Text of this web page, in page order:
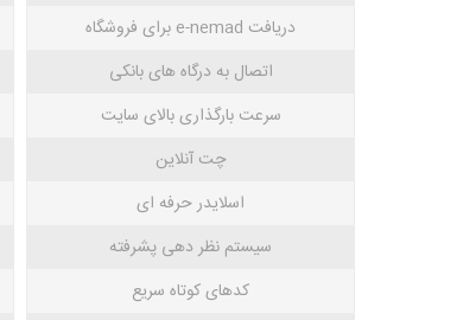
دریافت e-nemad برای فروشگاه
اتصال به درگاه های بانکی
سرعت بارگذاری بالای سایت
چت آنلاین
اسلایدر حرفه ای
سیستم نظر دهی پشرفته
کدهای کوتاه سریع